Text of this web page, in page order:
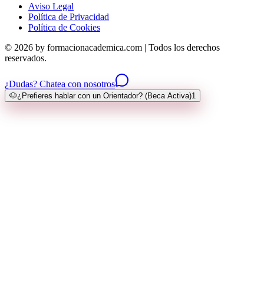
Aviso Legal
Política de Privacidad
Política de Cookies
© 2026 by formacionacademica.com | Todos los derechos
reservados.
¿Dudas? Chatea con nosotros
🐶¿Prefieres hablar con un Orientador? (Beca Activa)1